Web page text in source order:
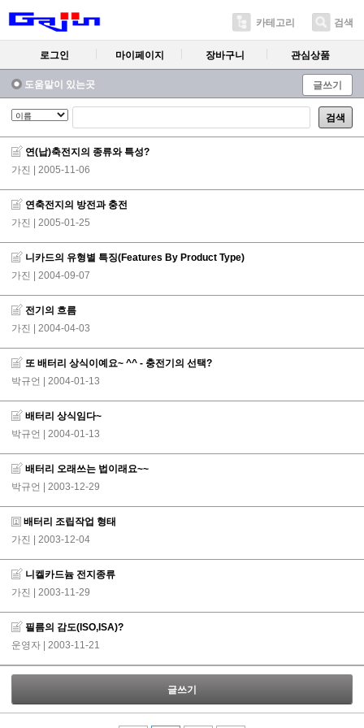
카테고리 검색
로그인 마이페이지 장바구니 관심상품
도움말이 있는곳 글쓰기
검색
연(납)축전지의 종류와 특성?
가진
| 2005-11-06
연축전지의 방전과 충전
가진
| 2005-01-25
니카드의 유형별 특징(Features By Product Type)
가진
| 2004-09-07
전기의 흐름
가진
| 2004-04-03
또 배터리 상식이예요~ ^^ - 충전기의 선택?
박규언
| 2004-01-13
배터리 상식임다~
박규언
| 2004-01-13
배터리 오래쓰는 법이래요~~
박규언
| 2003-12-29
배터리 조립작업 형태
가진
| 2003-12-04
니켈카드늄 전지종류
가진
| 2003-11-29
필름의 감도(ISO,ISA)?
운영자
| 2003-11-21
글쓰기